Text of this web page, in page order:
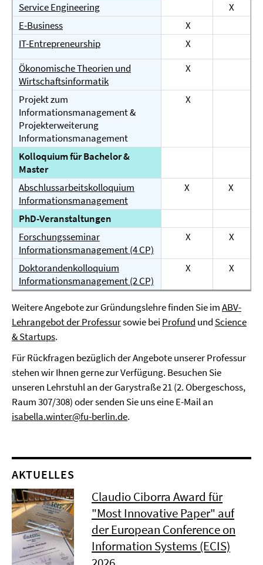
Service Engineering
X
E-Business
X
IT-Entrepreneurship
X
Ökonomische Theorien und
Wirtschaftsinformatik
X
Projekt zum
Informationsmanagement &
Projekterweiterung
Informationsmanagement
X
Kolloquium für Bachelor &
Master
Abschlussarbeitskolloquium
Informationsmanagement
X X
PhD-Veranstaltungen
Forschungsseminar
Informationsmanagement (4 CP)
X X
Doktorandenkolloquium
Informationsmanagement (2 CP)
X X
Weitere Angebote zur Gründungslehre finden Sie imABV-
Lehrangebot der Professursowie bei Profund und Science
& Startups.
Für Rückfragen bezüglich der Angebote unserer Professur
stehen wir Ihnen gerne zur Verfügung. Besuchen Sie
unseren Lehrstuhl an der Garystraße 21 (2. Obergeschoss,
Raum 307/308) oder senden Sie uns eine E-Mail an
isabella.winter@fu-berlin.de.
AKTUELLES
Claudio Ciborra Award für
"Most Innovative Paper" auf
der European Conference on
Information Systems (ECIS)